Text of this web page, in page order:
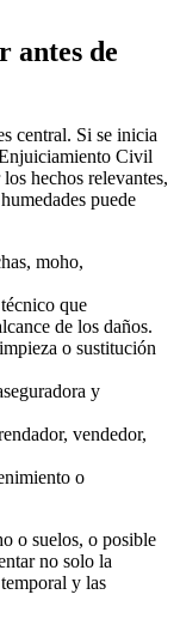
antes de
central. Si se inicia
Civil
hechos relevantes,
puede
moho,
que
de los daños.
o sustitución
y
vendedor,
o
o suelos, o posible
no solo la
y las